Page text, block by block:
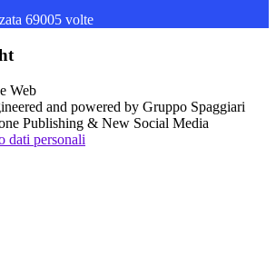
69005 volte
and powered by Gruppo Spaggiari
Publishing & New Social Media
dati personali